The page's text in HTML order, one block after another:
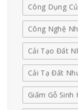
Công Dụng
Công Nghệ
Cải Tạo Đất
Cải Tạ Đất
Giấm Gỗ Sinh